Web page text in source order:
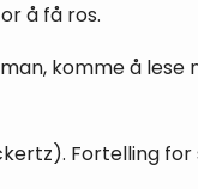
å få ros.
komme å
Fortelling